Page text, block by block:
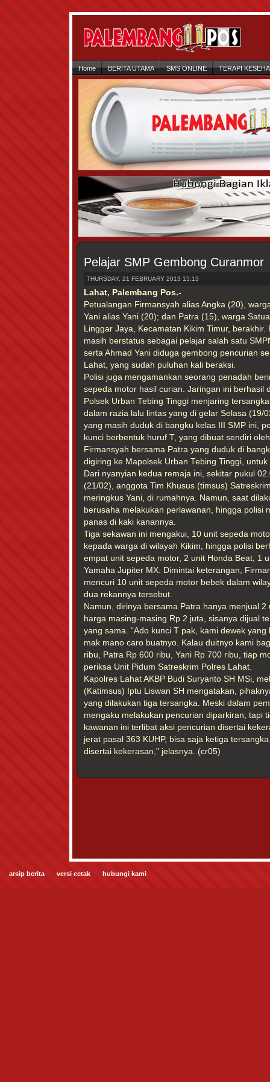
Home BERITA UTAMA SMS ONLINE TERAPI
Pelajar SMP Gembong Curanmor
THURSDAY, 21 FEBRUARY 2013 15:13
Lahat, Palembang Pos.-
Petualangan Firmansyah alias Angka (20),
Yani alias Yani (20); dan Patra (15), warga
Linggar Jaya, Kecamatan Kikim Timur,
masih berstatus sebagai pelajar salah satu
serta Ahmad Yani diduga gembong pencurian
Lahat, yang sudah puluhan kali beraksi.
Polisi juga mengamankan seorang penadah
sepeda motor hasil curian. Jaringan ini berhasil
Polsek Urban Tebing Tinggi menjaring
dalam razia lalu lintas yang di gelar Selasa (19/
yang masih duduk di bangku kelas III SMP ini,
kunci berbentuk huruf T, yang dibuat sendiri
Firmansyah bersama Patra yang duduk di
digiring ke Mapolsek Urban Tebing Tinggi,
Dari nyanyian kedua remaja ini, sekitar pukul
(21/02), anggota Tim Khusus (timsus)
meringkus Yani, di rumahnya. Namun, saat
berusaha melakukan perlawanan, hingga polisi
panas di kaki kanannya.
Tiga sekawan ini mengakui, 10 unit sepeda
kepada warga di wilayah Kikim, hingga polisi
empat unit sepeda motor, 2 unit Honda Beat, 1
Yamaha Jupiter MX. Dimintai keterangan,
mencuri 10 unit sepeda motor bebek dalam
dua rekannya tersebut.
Namun, dirinya bersama Patra hanya menjual
harga masing-masing Rp 2 juta, sisanya dijual
yang sama. “Ado kunci T pak, kami dewek
mak mano caro buatnyo. Kalau duitnyo kami
ribu, Patra Rp 600 ribu, Yani Rp 700 ribu, tiap
periksa Unit Pidum Satreskrim Polres Lahat.
Kapolres Lahat AKBP Budi Suryanto SH MSi,
(Katimsus) Iptu Liswan SH mengatakan,
yang dilakukan tiga tersangka. Meski dalam
mengaku melakukan pencurian diparkiran, tapi
kawanan ini terlibat aksi pencurian disertai
jerat pasal 363 KUHP, bisa saja ketiga
disertai kekerasan,” jelasnya. (cr05)
arsip berita versi cetak hubungi kami